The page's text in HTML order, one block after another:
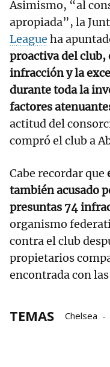
Asimismo, “al
apropiada”, la
League ha
proactiva del
infracción y la
durante toda la
factores
actitud del
compró el club a
Cabe recordar que
también acusado
presuntas 74
organismo
contra el club
propietarios
encontrada con
TEMAS Chelsea